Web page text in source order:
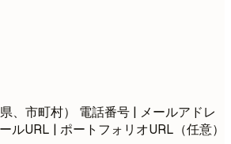
、市町村） 電話番号 | メールアドレ
ルURL | ポートフォリオURL（任意）